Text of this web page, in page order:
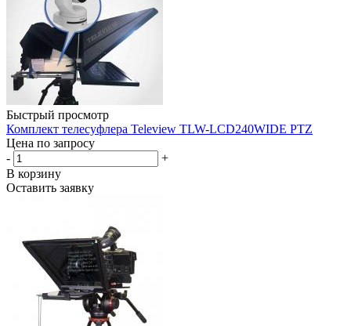
Быстрый просмотр
Комплект телесуфлера Teleview TLW-LCD240WIDE PTZ
Цена по запросу
-
+
В корзину
Оставить заявку